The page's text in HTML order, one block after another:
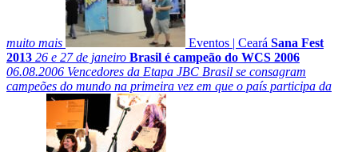
muito mais Eventos | Ceará Sana Fest
2013 26 e 27 de janeiro Brasil é campeão do WCS 2006
06.08.2006 Vencedores da Etapa JBC Brasil se consagram
campeões do mundo na primeira vez em que o país participa da